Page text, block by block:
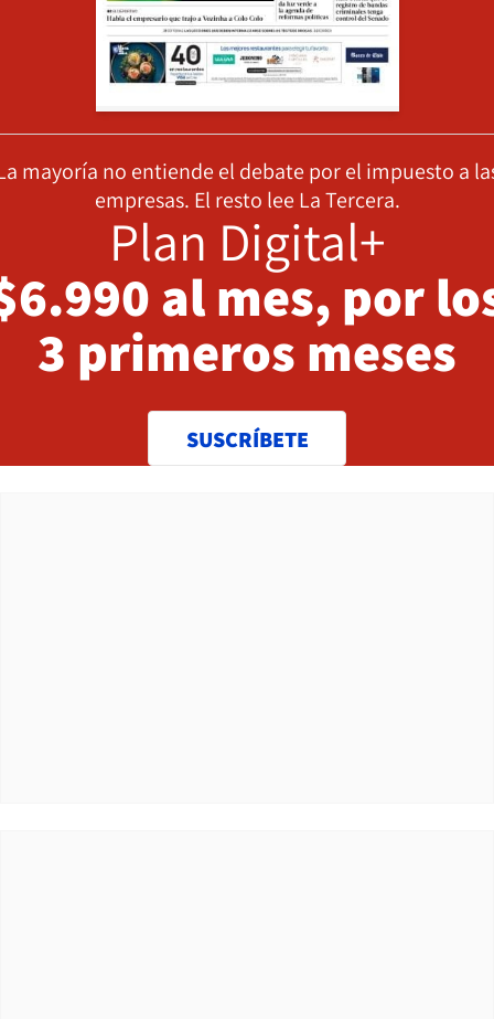
mayoría no entiende el debate por el impuesto a
empresas. El resto lee La Tercera.
Plan Digital+
al mes, por
3 primeros meses
SUSCRÍBETE